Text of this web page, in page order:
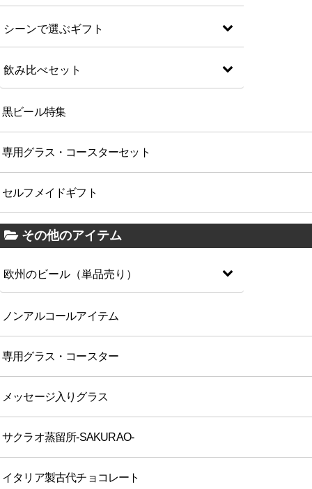
シーンで選ぶギフト
飲み比べセット
黒ビール特集
専用グラス・コースターセット
セルフメイドギフト
その他のアイテム
欧州のビール（単品売り）
ノンアルコールアイテム
専用グラス・コースター
メッセージ入りグラス
サクラオ蒸留所-SAKURAO-
イタリア製古代チョコレート